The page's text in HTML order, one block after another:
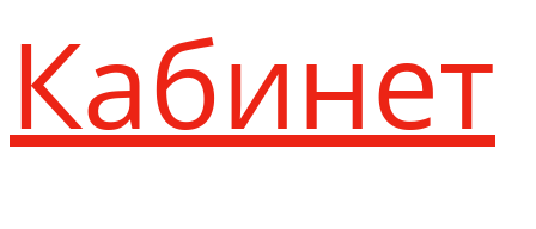
Кабинет